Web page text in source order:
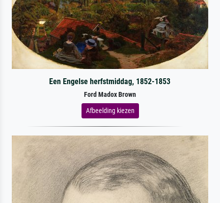
Een Engelse herfstmiddag, 1852-1853
Ford Madox Brown
Afbeelding kiezen